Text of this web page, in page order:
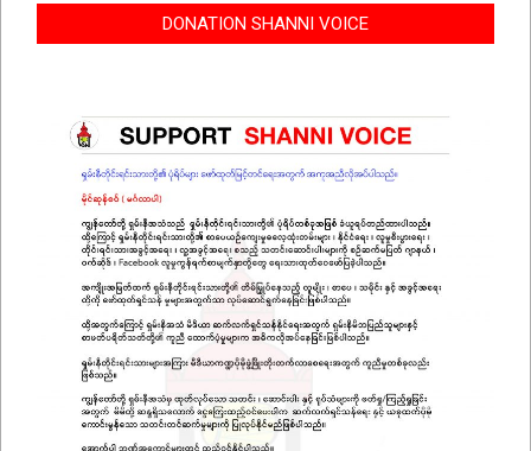
DONATION SHANNI VOICE